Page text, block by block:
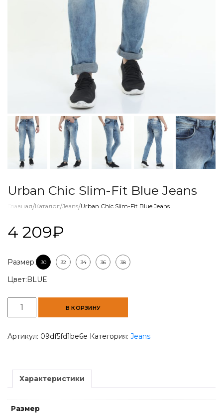
Urban Chic Slim-Fit Blue Jeans
Главная/Каталог/Jeans/Urban Chic Slim-Fit Blue Jeans
4 209₽
Размер: 30 32 34 36 38
Цвет: BLUE
Количество
товара
Chic
Jeans
В КОРЗИНУ
Артикул: 09df5fd1be6e Категория: Jeans
Характеристики
Размер